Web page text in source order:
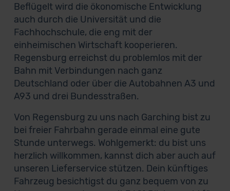
Beflügelt wird die ökonomische Entwicklung
auch durch die Universität und die
Fachhochschule, die eng mit der
einheimischen Wirtschaft kooperieren.
Regensburg erreichst du problemlos mit der
Bahn mit Verbindungen nach ganz
Deutschland oder über die Autobahnen A3 und
A93 und drei Bundesstraßen.
Von Regensburg zu uns nach Garching bist zu
bei freier Fahrbahn gerade einmal eine gute
Stunde unterwegs. Wohlgemerkt: du bist uns
herzlich willkommen, kannst dich aber auch auf
unseren Lieferservice stützen. Dein künftiges
Fahrzeug besichtigst du ganz bequem von zu